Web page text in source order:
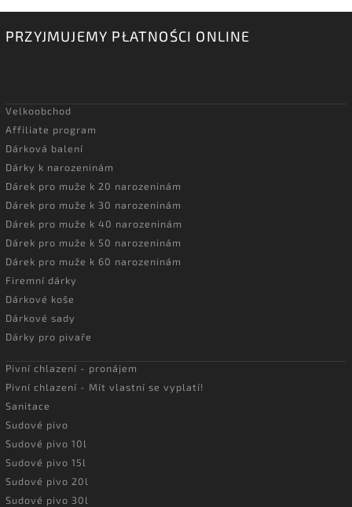
PRZYJMUJEMY PŁATNOŚCI ONLINE
Velkoobchod
Affiliate program
Dárková balení
Dárky k narozeninám
Dárek pro muže k 20 narozeninám
Dárek pro muže k 30 narozeninám
Dárek pro muže k 40 narozeninám
Dárek pro muže k 50 narozeninám
Dárek pro muže k 60 narozeninám
Firemní dárky
Dárkové koše
Dárkové sady
Dárky pro pivaře
Pivní chlazení - pronájem
Pivní chlazení - Mít vlastní se vyplatí!
Sanitace
Sudové pivo
Sudové pivo 10l
Sudové pivo 15l
Sudové pivo 20l
Sudové pivo 30l